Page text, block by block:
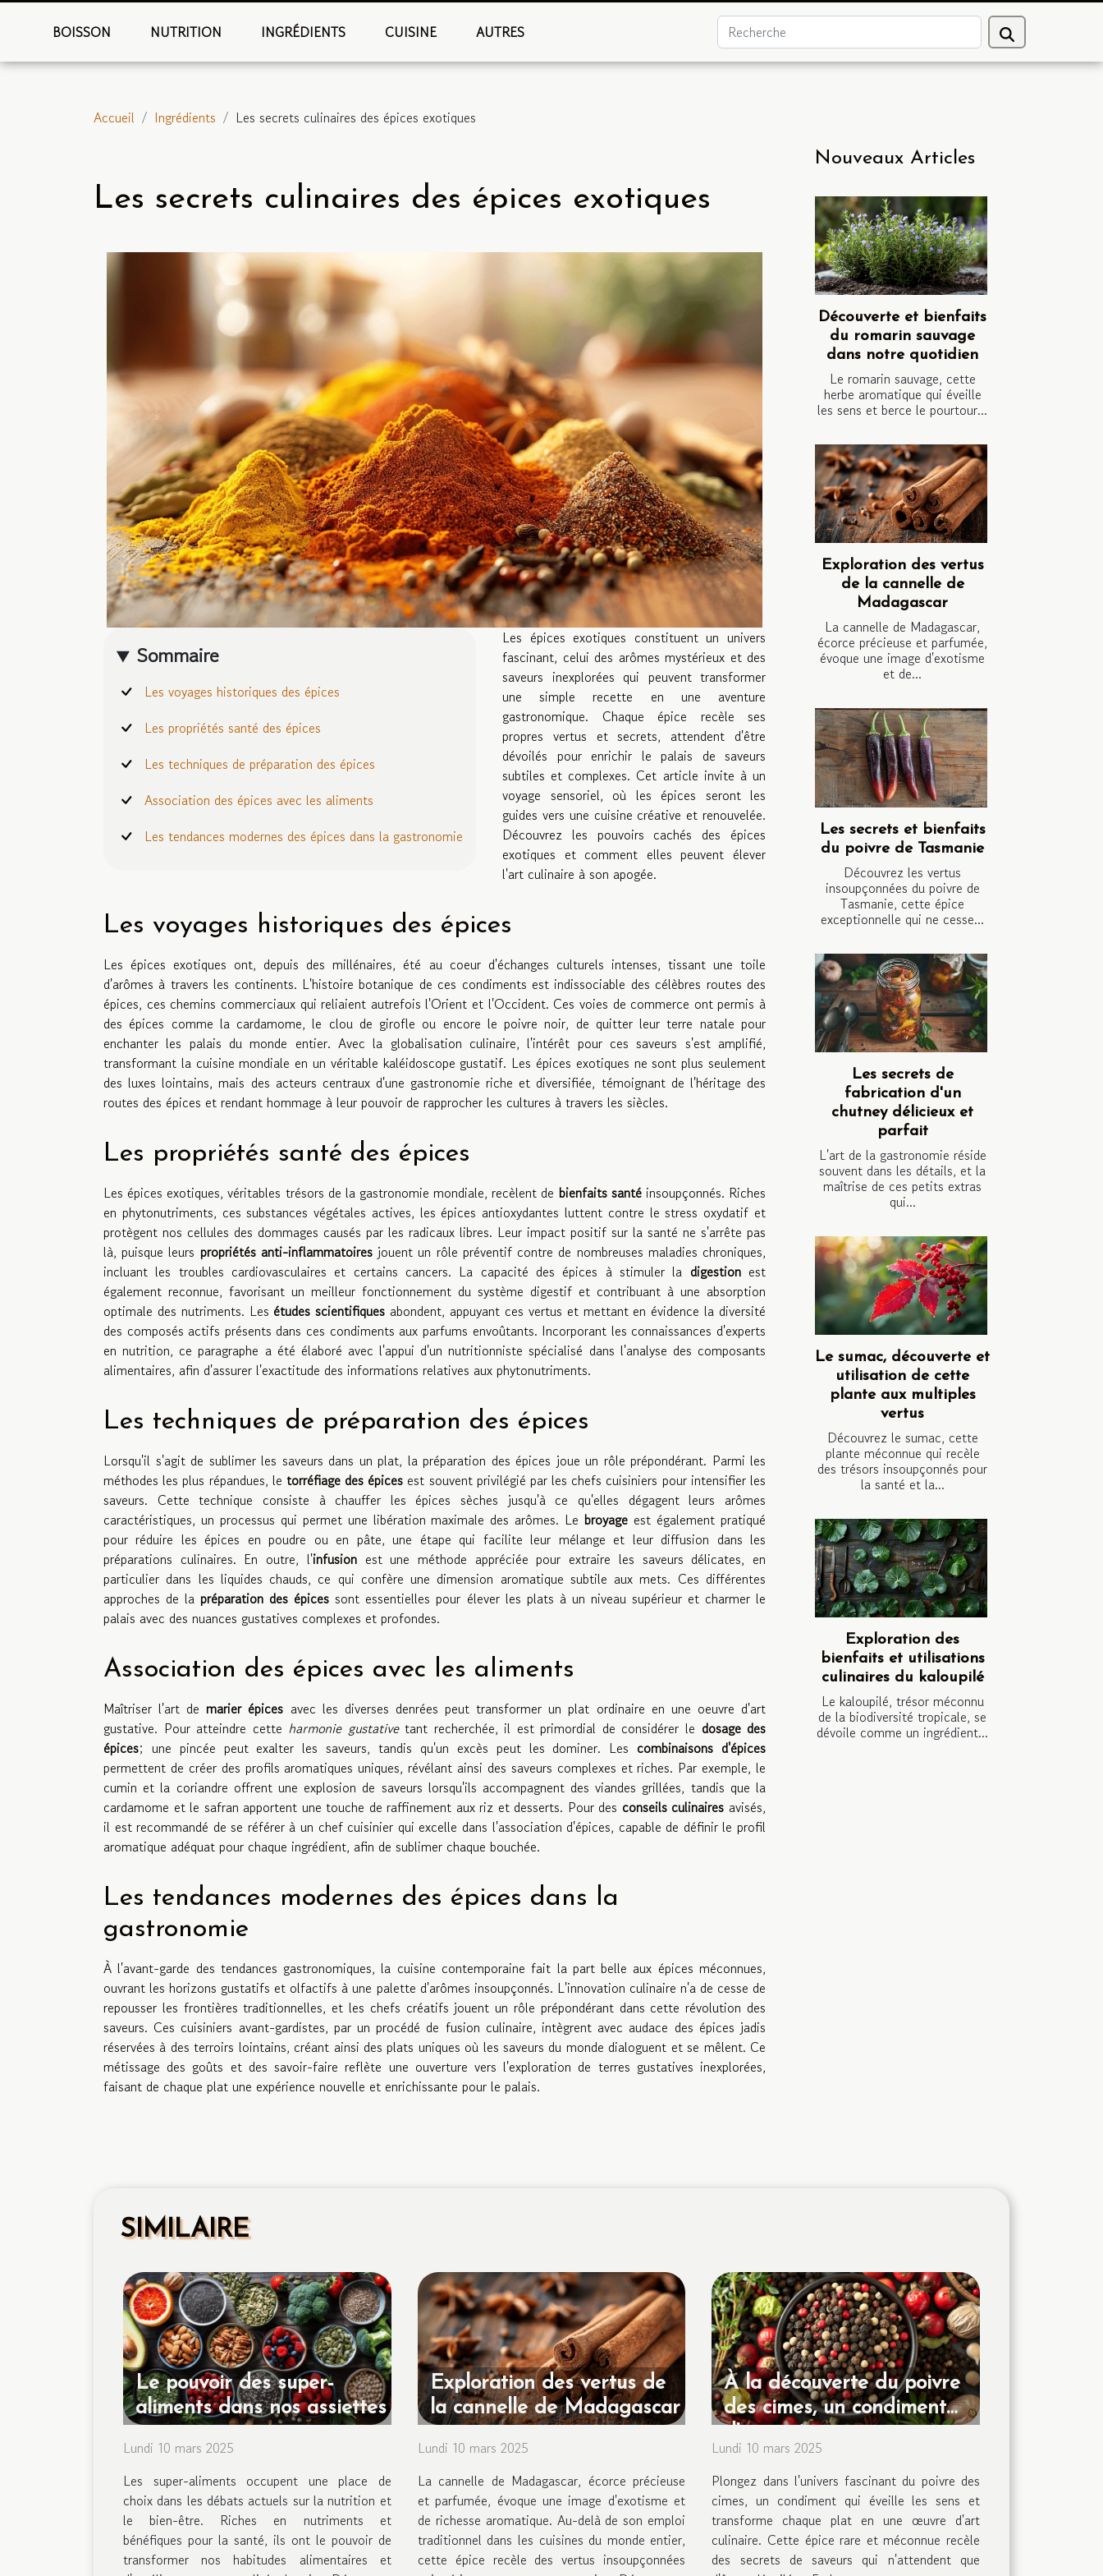
BOISSON NUTRITION INGRÉDIENTS CUISINE AUTRES
Accueil Ingrédients Les secrets culinaires des épices exotiques
Les secrets culinaires des épices exotiques
Sommaire
Les voyages historiques des épices
Les propriétés santé des épices
Les techniques de préparation des épices
Association des épices avec les aliments
Les tendances modernes des épices dans la gastronomie
Les épices exotiques constituent un univers
fascinant, celui des arômes mystérieux et des
saveurs inexplorées qui peuvent transformer
une simple recette en une aventure
gastronomique. Chaque épice recèle ses
propres vertus et secrets, attendent d'être
dévoilés pour enrichir le palais de saveurs
subtiles et complexes. Cet article invite à un
voyage sensoriel, où les épices seront les
guides vers une cuisine créative et renouvelée.
Découvrez les pouvoirs cachés des épices
exotiques et comment elles peuvent élever
l'art culinaire à son apogée.
Les voyages historiques des épices
Les épices exotiques ont, depuis des millénaires, été au coeur d'échanges culturels intenses, tissant une toile
d'arômes à travers les continents. L'histoire botanique de ces condiments est indissociable des célèbres routes des
épices, ces chemins commerciaux qui reliaient autrefois l'Orient et l'Occident. Ces voies de commerce ont permis à
des épices comme la cardamome, le clou de girofle ou encore le poivre noir, de quitter leur terre natale pour
enchanter les palais du monde entier. Avec la globalisation culinaire, l'intérêt pour ces saveurs s'est amplifié,
transformant la cuisine mondiale en un véritable kaléidoscope gustatif. Les épices exotiques ne sont plus seulement
des luxes lointains, mais des acteurs centraux d'une gastronomie riche et diversifiée, témoignant de l'héritage des
routes des épices et rendant hommage à leur pouvoir de rapprocher les cultures à travers les siècles.
Les propriétés santé des épices
Les épices exotiques, véritables trésors de la gastronomie mondiale, recèlent de bienfaits santéinsoupçonnés. Riches
en phytonutriments, ces substances végétales actives, les épices antioxydantes luttent contre le stress oxydatif et
protègent nos cellules des dommages causés par les radicaux libres. Leur impact positif sur la santé ne s'arrête pas
là, puisque leurs propriétés anti-inflammatoiresjouent un rôle préventif contre de nombreuses maladies chroniques,
incluant les troubles cardiovasculaires et certains cancers. La capacité des épices à stimuler la digestionest
également reconnue, favorisant un meilleur fonctionnement du système digestif et contribuant à une absorption
optimale des nutriments. Les études scientifiques abondent, appuyant ces vertus et mettant en évidence la diversité
des composés actifs présents dans ces condiments aux parfums envoûtants. Incorporant les connaissances d'experts
en nutrition, ce paragraphe a été élaboré avec l'appui d'un nutritionniste spécialisé dans l'analyse des composants
alimentaires, afin d'assurer l'exactitude des informations relatives aux phytonutriments.
Les techniques de préparation des épices
Lorsqu'il s'agit de sublimer les saveurs dans un plat, la préparation des épices joue un rôle prépondérant. Parmi les
méthodes les plus répandues, le torréfiage des épices est souvent privilégié par les chefs cuisiniers pour intensifier les
saveurs. Cette technique consiste à chauffer les épices sèches jusqu'à ce qu'elles dégagent leurs arômes
caractéristiques, un processus qui permet une libération maximale des arômes. Lebroyage est également pratiqué
pour réduire les épices en poudre ou en pâte, une étape qui facilite leur mélange et leur diffusion dans les
préparations culinaires. En outre, l'infusionest une méthode appréciée pour extraire les saveurs délicates, en
particulier dans les liquides chauds, ce qui confère une dimension aromatique subtile aux mets. Ces différentes
approches de lapréparation des épices sont essentielles pour élever les plats à un niveau supérieur et charmer le
palais avec des nuances gustatives complexes et profondes.
Association des épices avec les aliments
Maîtriser l'art demarier épices avec les diverses denrées peut transformer un plat ordinaire en une oeuvre d'art
gustative. Pour atteindre cette harmonie gustativetant recherchée, il est primordial de considérer le dosage des
épices; une pincée peut exalter les saveurs, tandis qu'un excès peut les dominer. Les combinaisons d'épices
permettent de créer des profils aromatiques uniques, révélant ainsi des saveurs complexes et riches. Par exemple, le
cumin et la coriandre offrent une explosion de saveurs lorsqu'ils accompagnent des viandes grillées, tandis que la
cardamome et le safran apportent une touche de raffinement aux riz et desserts. Pour des conseils culinaires avisés,
il est recommandé de se référer à un chef cuisinier qui excelle dans l'association d'épices, capable de définir le profil
aromatique adéquat pour chaque ingrédient, afin de sublimer chaque bouchée.
Les tendances modernes des épices dans la
gastronomie
À l'avant-garde des tendances gastronomiques, la cuisine contemporaine fait la part belle aux épices méconnues,
ouvrant les horizons gustatifs et olfactifs à une palette d'arômes insoupçonnés. L'innovation culinaire n'a de cesse de
repousser les frontières traditionnelles, et les chefs créatifs jouent un rôle prépondérant dans cette révolution des
saveurs. Ces cuisiniers avant-gardistes, par un procédé de fusion culinaire, intègrent avec audace des épices jadis
réservées à des terroirs lointains, créant ainsi des plats uniques où les saveurs du monde dialoguent et se mêlent. Ce
métissage des goûts et des savoir-faire reflète une ouverture vers l'exploration de terres gustatives inexplorées,
faisant de chaque plat une expérience nouvelle et enrichissante pour le palais.
Nouveaux Articles
Découverte et bienfaits
du romarin sauvage
dans notre quotidien
Le romarin sauvage, cette
herbe aromatique qui éveille
les sens et berce le pourtour...
Exploration des vertus
de la cannelle de
Madagascar
La cannelle de Madagascar,
écorce précieuse et parfumée,
évoque une image d'exotisme
et de...
Les secrets et bienfaits
du poivre de Tasmanie
Découvrez les vertus
insoupçonnées du poivre de
Tasmanie, cette épice
exceptionnelle qui ne cesse...
Les secrets de
fabrication d'un
chutney délicieux et
parfait
L'art de la gastronomie réside
souvent dans les détails, et la
maîtrise de ces petits extras
qui...
Le sumac, découverte et
utilisation de cette
plante aux multiples
vertus
Découvrez le sumac, cette
plante méconnue qui recèle
des trésors insoupçonnés pour
la santé et la...
Exploration des
bienfaits et utilisations
culinaires du kaloupilé
Le kaloupilé, trésor méconnu
de la biodiversité tropicale, se
dévoile comme un ingrédient...
SIMILAIRE
Le pouvoir des super-
aliments dans nos assiettes
Lundi 10 mars 2025
Les super-aliments occupent une place de
choix dans les débats actuels sur la nutrition et
le bien-être. Riches en nutriments et
bénéfiques pour la santé, ils ont le pouvoir de
transformer nos habitudes alimentaires et
Exploration des vertus de
la cannelle de Madagascar
Lundi 10 mars 2025
La cannelle de Madagascar, écorce précieuse
et parfumée, évoque une image d'exotisme et
de richesse aromatique. Au-delà de son emploi
traditionnel dans les cuisines du monde entier,
cette épice recèle des vertus insoupçonnées
À la découverte du poivre
des cimes, un condiment
Lundi 10 mars 2025
Plongez dans l'univers fascinant du poivre des
cimes, un condiment qui éveille les sens et
transforme chaque plat en une œuvre d'art
culinaire. Cette épice rare et méconnue recèle
des secrets de saveurs qui n'attendent que